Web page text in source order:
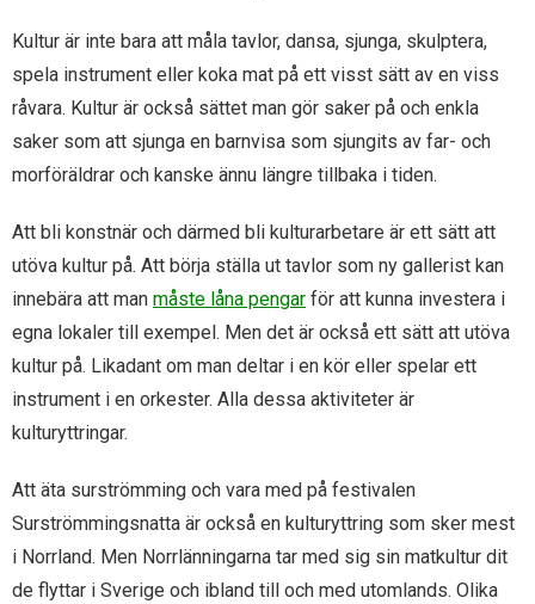
Kultur är inte bara att måla tavlor, dansa, sjunga, skulptera,
spela instrument eller koka mat på ett visst sätt av en viss
råvara. Kultur är också sättet man gör saker på och enkla
saker som att sjunga en barnvisa som sjungits av far- och
morföräldrar och kanske ännu längre tillbaka i tiden.
Att bli konstnär och därmed bli kulturarbetare är ett sätt att
utöva kultur på. Att börja ställa ut tavlor som ny gallerist kan
innebära att man måste låna pengar för att kunna investera i
egna lokaler till exempel. Men det är också ett sätt att utöva
kultur på. Likadant om man deltar i en kör eller spelar ett
instrument i en orkester. Alla dessa aktiviteter är
kulturyttringar.
Att äta surströmming och vara med på festivalen
Surströmmingsnatta är också en kulturyttring som sker mest
i Norrland. Men Norrlänningarna tar med sig sin matkultur dit
de flyttar i Sverige och ibland till och med utomlands. Olika